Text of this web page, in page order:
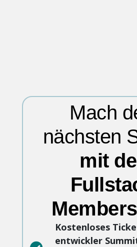
Mach
nächsten
mit
Kostenloses
entwickler